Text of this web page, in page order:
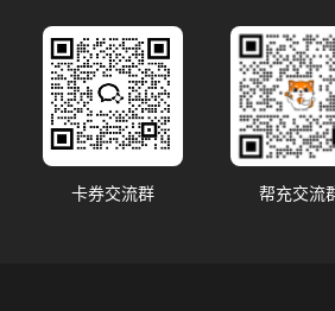
卡券交流群 帮充交流